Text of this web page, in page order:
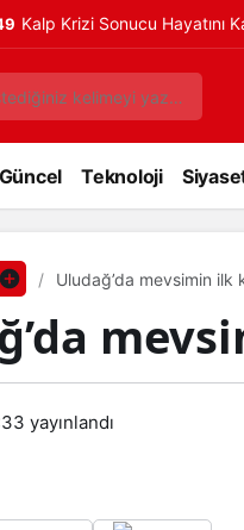
Kalp Krizi Sonucu Hayatını
Güncel Teknoloji
Uludağ’da mevsimin ilk
yayınlandı